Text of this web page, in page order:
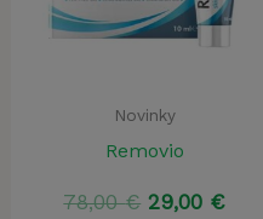
Novinky
Removio
78,00€ Pôvodná
29,00 €